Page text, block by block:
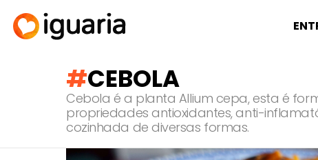
CEBOLA
Cebola é a planta Allium cepa, esta é
propriedades antioxidantes, anti-
cozinhada de diversas formas.